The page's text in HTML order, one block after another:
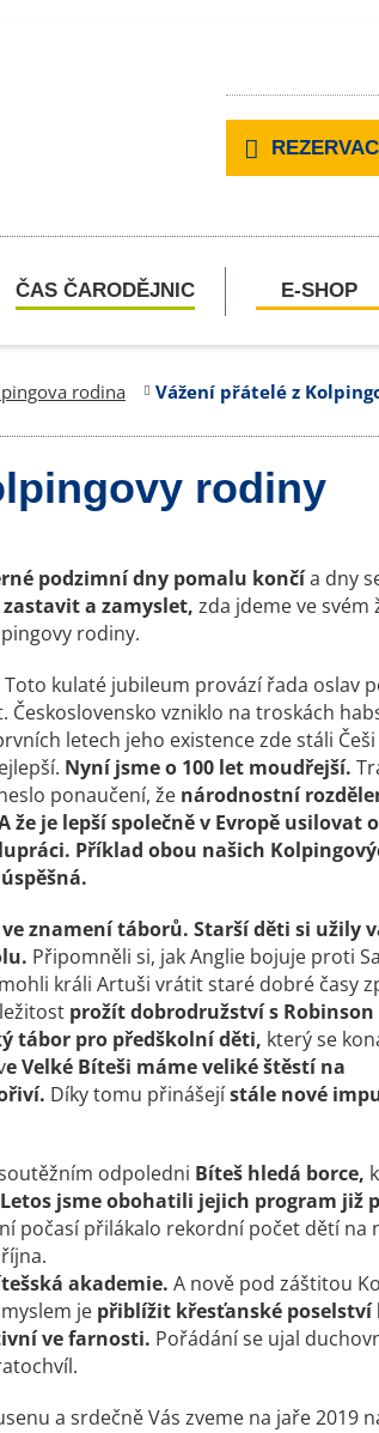
ČAS ČARODĚJNIC E-SHOP
rodina Vážení přátelé z
rodiny
podzimní dny pomalu končía dny
a zamyslet, zda jdeme ve svém
rodiny.
Toto kulaté jubileum provází řada oslav
Československo vzniklo na troskách
letech jeho existence zde stáli
Nyní jsme o 100 let moudřejší.
ponaučení, že národnostní
že je lepší společně v Evropě usilovat o
Příklad obou našich
znamení táborů. Starší děti si užily
Připomněli si, jak Anglie bojuje proti
králi Artuši vrátit staré dobré časy
prožít dobrodružství s Robinson
tábor pro předškolní děti, který se
e Velké Bíteši máme veliké štěstí na
Díky tomu přinášejístále nové
odpoledni Bíteš hledá borce,
Letos jsme obohatili jejich program již
počasí přilákalo rekordní počet dětí na
akademie. A nově pod záštitou
je přiblížit křesťanské poselství
ve farnosti. Pořádání se ujal
a srdečně Vás zveme na jaře 2019